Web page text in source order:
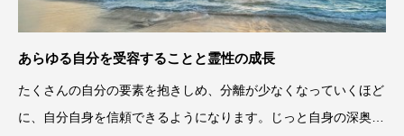
あらゆる自分を受容することと霊性の成長
たくさんの自分の要素を抱きしめ、分離が少なくなっていくほど
に、自分自身を信頼できるようになります。じっと自身の深奥に